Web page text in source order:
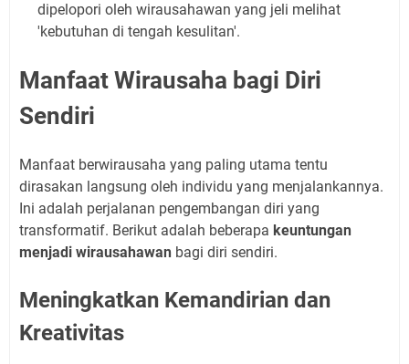
dipelopori oleh wirausahawan yang jeli melihat
'kebutuhan di tengah kesulitan'.
Manfaat Wirausaha bagi Diri
Sendiri
Manfaat berwirausaha yang paling utama tentu
dirasakan langsung oleh individu yang menjalankannya.
Ini adalah perjalanan pengembangan diri yang
transformatif. Berikut adalah beberapa keuntungan
menjadi wirausahawan bagi diri sendiri.
Meningkatkan Kemandirian dan
Kreativitas